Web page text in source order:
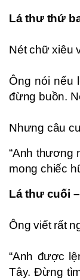
Lá thư thứ
Nét chữ xiêu
Ông nói nếu
đừng buồn.
Nhưng câu
“Anh thương
mong chiếc
Lá thư cuối
Ông viết rất
“Anh được
Tây. Đừng